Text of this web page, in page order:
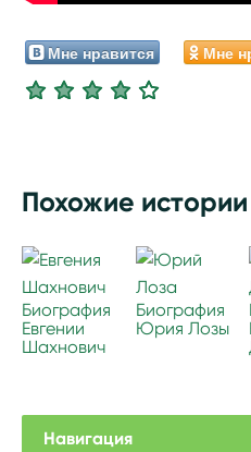
Мне нравится Мне
Похожие
Биография
Евгении
Шахнович
Биография
Юрия Лозы
Навигация